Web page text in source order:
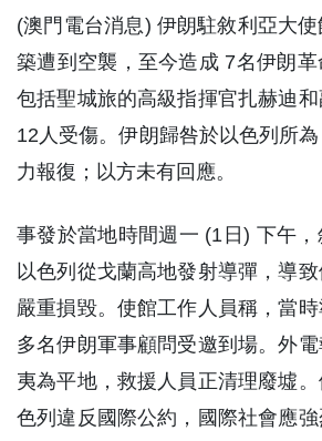
(澳門電台消息) 伊朗駐敘利亞大
築遭到空襲，至今造成 7名伊朗革
包括聖城旅的高級指揮官扎赫迪
12人受傷。伊朗歸咎於以色列所
力報復；以方未有回應。
事發於當地時間週一 (1日) 下午，
以色列從戈蘭高地發射導彈，導
嚴重損毀。使館工作人員稱，當時
多名伊朗軍事顧問受邀到場。外
夷為平地，救援人員正清理廢墟
色列違反國際公約，國際社會應